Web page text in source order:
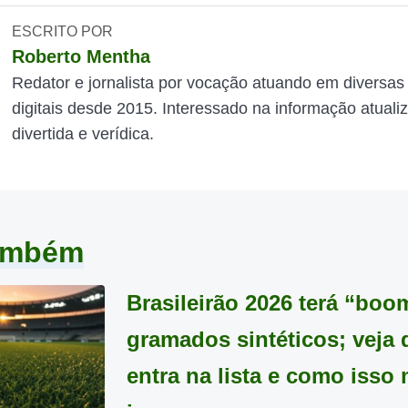
ESCRITO POR
Roberto Mentha
Redator e jornalista por vocação atuando em
digitais desde 2015. Interessado na informação
divertida e verídica.
Brasileirão 2026 terá
gramados sintéticos; veja
entra na lista e como isso